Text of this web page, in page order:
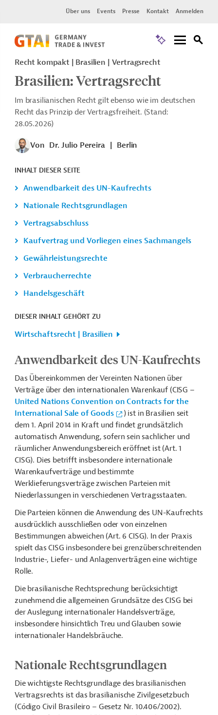
Über uns Events Presse Kontakt Anmelden
Recht kompakt | Brasilien | Vertragsrecht
Brasilien: Vertragsrecht
Im brasilianischen Recht gilt ebenso wie im deutschen
Recht das Prinzip der Vertragsfreiheit. (Stand:
28.05.2026)
Von Dr. Julio Pereira Berlin
INHALT DIESER SEITE
Anwendbarkeit des UN-Kaufrechts
Nationale Rechtsgrundlagen
Vertragsabschluss
Kaufvertrag und Vorliegen eines Sachmangels
Gewährleistungsrechte
Verbraucherrechte
Handelsgeschäft
DIESER INHALT GEHÖRT ZU
Wirtschaftsrecht | Brasilien
Anwendbarkeit des UN-Kaufrechts
Das Übereinkommen der Vereinten Nationen über
Verträge über den internationalen Warenkauf (CISG –
United Nations Convention on Contracts for the
International Sale of Goods
) ist in Brasilien seit
dem 1. April 2014 in Kraft und findet grundsätzlich
automatisch Anwendung, sofern sein sachlicher und
räumlicher Anwendungsbereich eröffnet ist (Art. 1
CISG). Dies betrifft insbesondere internationale
Warenkaufverträge und bestimmte
Werklieferungsverträge zwischen Parteien mit
Niederlassungen in verschiedenen Vertragsstaaten.
Die Parteien können die Anwendung des UN-Kaufrechts
ausdrücklich ausschließen oder von einzelnen
Bestimmungen abweichen (Art. 6 CISG). In der Praxis
spielt das CISG insbesondere bei grenzüberschreitenden
Industrie-, Liefer- und Anlagenverträgen eine wichtige
Rolle.
Die brasilianische Rechtsprechung berücksichtigt
zunehmend die allgemeinen Grundsätze des CISG bei
der Auslegung internationaler Handelsverträge,
insbesondere hinsichtlich Treu und Glauben sowie
internationaler Handelsbräuche.
Nationale Rechtsgrundlagen
Die wichtigste Rechtsgrundlage des brasilianischen
Vertragsrechts ist das brasilianische Zivilgesetzbuch
(Código Civil Brasileiro – Gesetz Nr. 10.406/2002).